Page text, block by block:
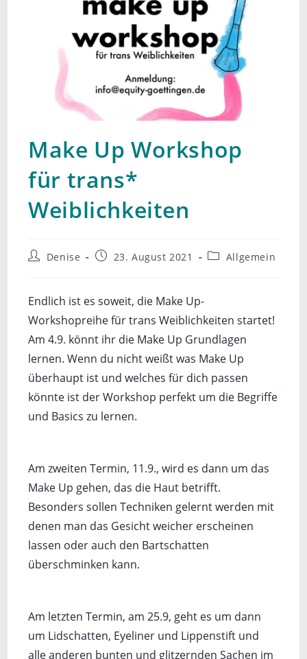
Make Up Workshop
für trans*
Weiblichkeiten
Beitrags-
Denise
Beitrag23. August 2021
Beitrags-
Allgemein
Endlich ist es soweit, die Make Up-
Workshopreihe für trans Weiblichkeiten startet!
Am 4.9. könnt ihr die Make Up Grundlagen
lernen. Wenn du nicht weißt was Make Up
überhaupt ist und welches für dich passen
könnte ist der Workshop perfekt um die Begriffe
und Basics zu lernen.
Am zweiten Termin, 11.9., wird es dann um das
Make Up gehen, das die Haut betrifft.
Besonders sollen Techniken gelernt werden mit
denen man das Gesicht weicher erscheinen
lassen oder auch den Bartschatten
überschminken kann.
Am letzten Termin, am 25.9, geht es um dann
um Lidschatten, Eyeliner und Lippenstift und
alle anderen bunten und glitzernden Sachen im